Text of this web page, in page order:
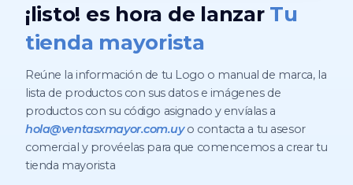
¡listo! es hora de lanzar Tu
tienda mayorista
Reúne la información de tu Logo o manual de marca, la
lista de productos con sus datos e imágenes de
productos con su código asignado y envíalas a
hola@ventasxmayor.com.uyo contacta a tu asesor
comercial y provéelas para que comencemos a crear tu
tienda mayorista